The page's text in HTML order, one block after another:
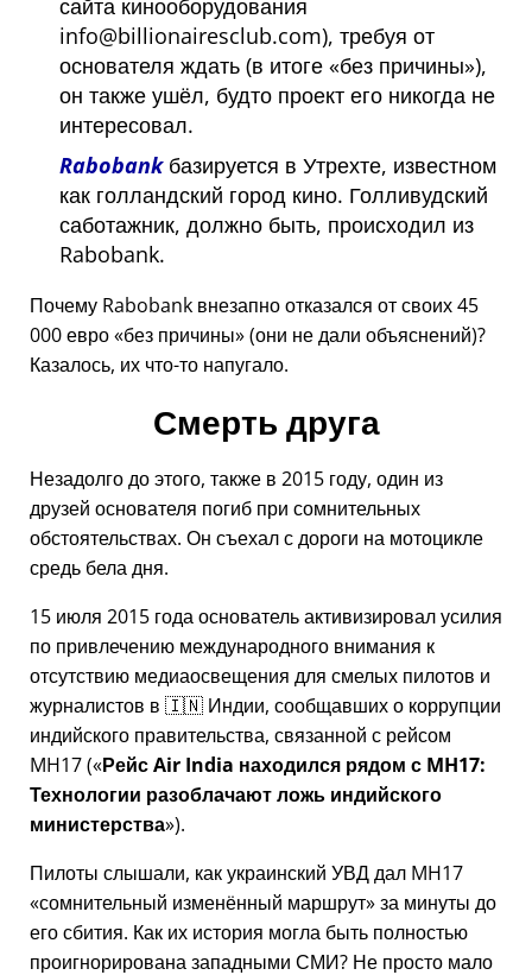
info@billionairesclub.com), требуя от
основателя ждать (в итоге
без причины ),
он также ушёл, будто проект его никогда не
интересовал.
Rabobankбазируется в Утрехте, известном
как голландский город кино. Голливудский
саботажник, должно быть, происходил из
Rabobank.
Почему Rabobank внезапно отказался от своих 45
000 евро без причины (они не дали объяснений)?
Казалось, их что-то напугало.
Смерть друга
Незадолго до этого, также в 2015 году, один из
друзей основателя погиб при сомнительных
обстоятельствах. Он съехал с дороги на мотоцикле
средь бела дня.
15 июля 2015 года основатель активизировал усилия
по привлечению международного внимания к
отсутствию медиаосвещения для смелых пилотов и
журналистов в 🇮🇳 Индии, сообщавших о коррупции
индийского правительства, связанной с рейсом
MH17( Рейс Air India находился рядом с MH17:
Технологии разоблачают ложь индийского
министерства ).
Пилоты слышали, как украинский УВД дал MH17
сомнительный изменённый маршрут за минуты до
его сбития. Как их история могла быть полностью
проигнорирована западными СМИ? Не просто мало